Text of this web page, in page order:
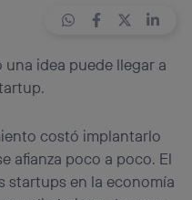
idea puede llegar a
costó implantarlo
afianza poco a poco. El
startups en la economía